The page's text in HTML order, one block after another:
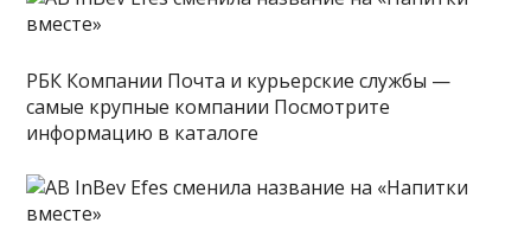
РБК Компании Почта и курьерские службы —
самые крупные компании Посмотрите
информацию в каталоге